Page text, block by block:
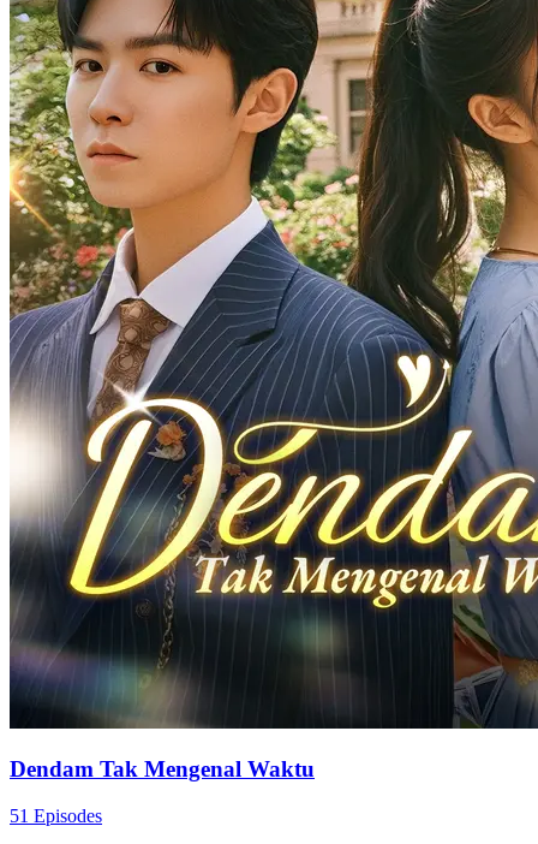
Dendam Tak Mengenal Waktu
51 Episodes